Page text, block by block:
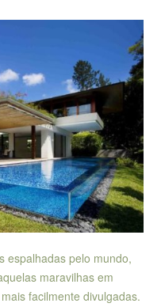
espalhadas pelo mundo,
maravilhas em
facilmente divulgadas.